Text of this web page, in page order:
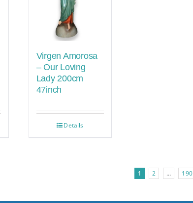
Virgen Amorosa
– Our Loving
Lady 200cm
47inch
Details
1 2 … 190